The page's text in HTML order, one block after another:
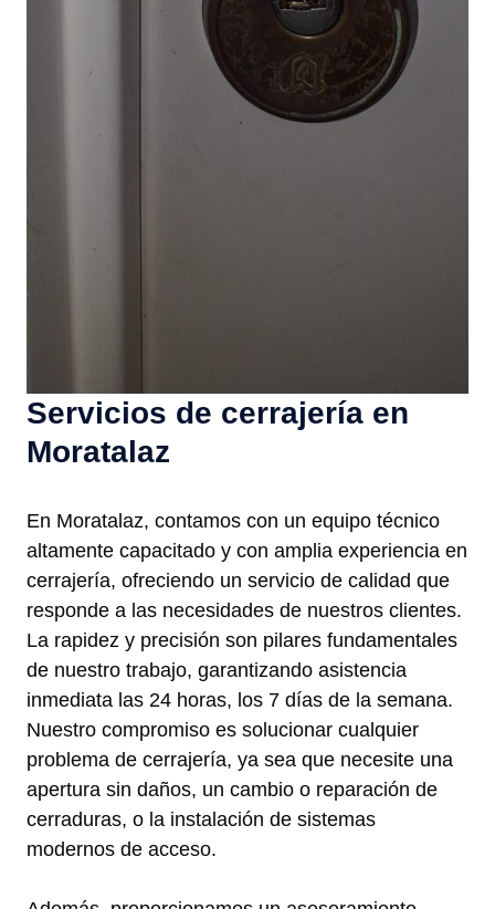
Servicios de cerrajería en
Moratalaz
En Moratalaz, contamos con un equipo técnico
altamente capacitado y con amplia experiencia en
cerrajería, ofreciendo un servicio de calidad que
responde a las necesidades de nuestros clientes.
La rapidez y precisión son pilares fundamentales
de nuestro trabajo, garantizando asistencia
inmediata las 24 horas, los 7 días de la semana.
Nuestro compromiso es solucionar cualquier
problema de cerrajería, ya sea que necesite una
apertura sin daños, un cambio o reparación de
cerraduras, o la instalación de sistemas
modernos de acceso.